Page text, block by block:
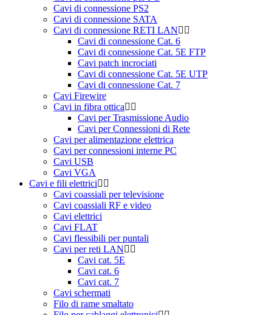
Cavi di connessione PS2
Cavi di connessione SATA
Cavi di connessione RETI LAN
Cavi di connessione Cat. 6
Cavi di connessione Cat. 5E FTP
Cavi patch incrociati
Cavi di connessione Cat. 5E UTP
Cavi di connessione Cat. 7
Cavi Firewire
Cavi in fibra ottica
Cavi per Trasmissione Audio
Cavi per Connessioni di Rete
Cavi per alimentazione elettrica
Cavi per connessioni interne PC
Cavi USB
Cavi VGA
Cavi e fili elettrici
Cavi coassiali per televisione
Cavi coassiali RF e video
Cavi elettrici
Cavi FLAT
Cavi flessibili per puntali
Cavi per reti LAN
Cavi cat. 5E
Cavi cat. 6
Cavi cat. 7
Cavi schermati
Filo di rame smaltato